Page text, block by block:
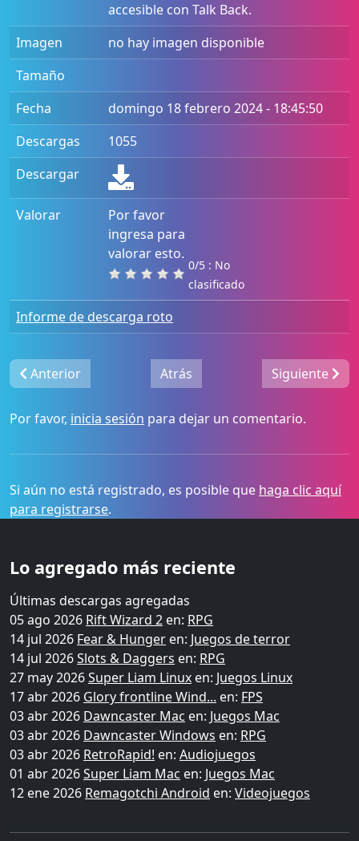
accesible con Talk Back.
Imagen
no hay imagen disponible
Tamaño
Fecha
domingo 18 febrero 2024 - 18:45:50
Descargas
1055
Descargar
Valorar
Por favor
ingresa para
valorar esto.
0/5 : No
clasificado
Informe de descarga roto
Anterior Atrás Siguiente
Por favor, inicia sesión para dejar un comentario.
Si aún no está registrado, es posible que haga clic aquí
para registrarse.
Lo agregado más reciente
Últimas descargas agregadas
05 ago 2026 Rift Wizard 2 en: RPG
14 jul 2026 Fear & Hunger en: Juegos de terror
14 jul 2026Slots & Daggers en: RPG
27 may 2026Super Liam Linux en: Juegos Linux
17 abr 2026 Glory frontline Wind... en: FPS
03 abr 2026 Dawncaster Mac en: Juegos Mac
03 abr 2026 Dawncaster Windows en: RPG
03 abr 2026 RetroRapid! en: Audiojuegos
01 abr 2026Super Liam Mac en: Juegos Mac
12 ene 2026 Remagotchi Android en: Videojuegos